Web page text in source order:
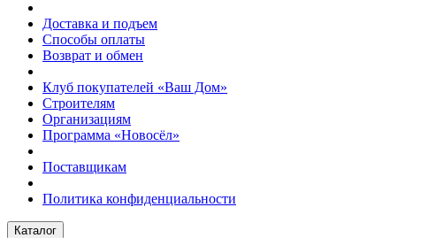
Доставка и подъем
Способы оплаты
Возврат и обмен
Клуб покупателей «Ваш Дом»
Строителям
Организациям
Программа «Новосёл»
Поставщикам
Политика конфиденциальности
Каталог